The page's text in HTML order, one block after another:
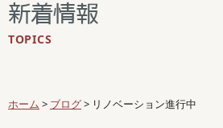
新着情報
TOPICS
ホーム > ブログ> リノベーション進行中